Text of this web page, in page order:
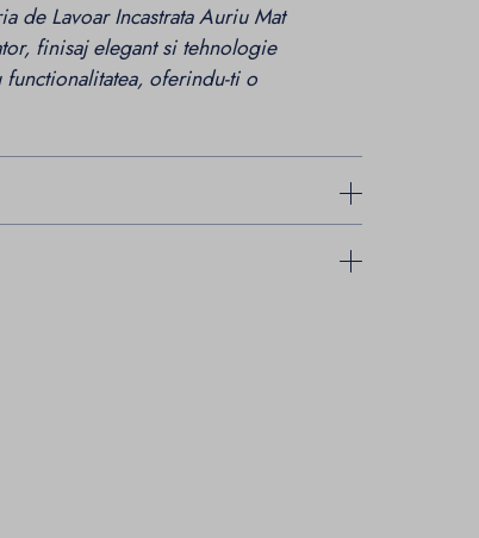
de Lavoar Incastrata Auriu Mat
finisaj elegant si tehnologie
functionalitatea, oferindu-ti o